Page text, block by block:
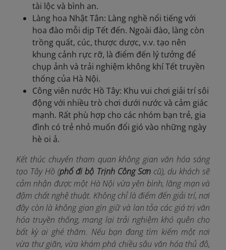
tài lộc và bình an.
Làng hoa Nhật Tân: Làng nghề nổi tiếng với
hoa đào mỗi dịp Tết đến. Ngoài đào, làng còn
trồng quất, cúc, thược dược, v.v. tạo nên
khung cảnh rực rỡ, là điểm đến lý tưởng để
chụp ảnh và trải nghiệm không khí Tết truyền
thống của Hà Nội.
Công viên nước Hồ Tây: Khu vui chơi giải trí sôi
động với nhiều trò chơi dưới nước và cảm giác
mạnh. Rất phù hợp cho các nhóm bạn trẻ, gia
đình có trẻ nhỏ muốn đổi gió vào những ngày
hè oi ả.
Kết thúc chuyến tham quan không gian văn hóa sáng
tạo Tây Hồ (phố đi bộ Trịnh Công Sơncũ), du khách sẽ
cảm nhận được một Hà Nội vừa yên bình, lãng mạn và
đậm chất nghệ thuật. Không chỉ là điểm đến giải trí, nơi
đây còn là không gian gìn giữ và lan tỏa các giá trị văn
hóa truyền thống, mang lại trải nghiệm khó quên cho
bất kỳ ai ghé thăm. Nếu bạn đang tìm kiếm một nơi
vừa thư giãn, vừa khám phá chiều sâu văn hóa thủ đô,